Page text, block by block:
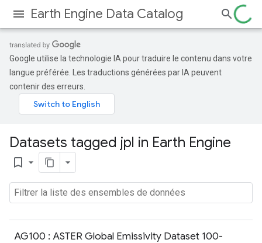
Earth Engine Data Catalog
Google utilise la technologie IA pour traduire le contenu dans votre
langue préférée. Les traductions générées par IA peuvent
contenir des erreurs.
Datasets tagged jpl in Earth Engine
bookmark_border
AG100 : ASTER Global Emissivity Dataset 100-